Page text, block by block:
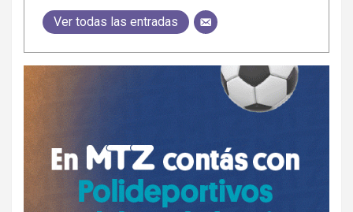
Ver todas las entradas